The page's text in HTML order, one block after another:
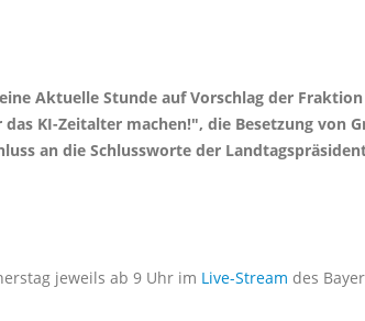
Aktuelle Stunde auf Vorschlag der Fraktion
KI-Zeitalter machen!", die Besetzung von
an die Schlussworte der
jeweils ab 9 Uhr im Live-Stream des